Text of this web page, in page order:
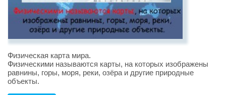
Физическая карта мира.
Физическими называются карты, на которых изображены
равнины, горы, моря, реки, озёра и другие природные
объекты.